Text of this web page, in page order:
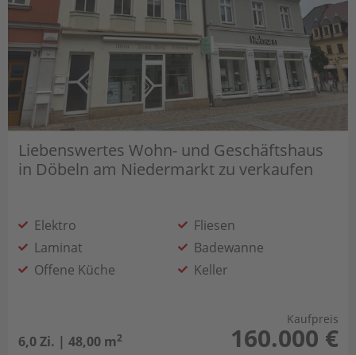
Liebenswertes Wohn- und Geschäftshaus
in Döbeln am Niedermarkt zu verkaufen
Elektro
Fliesen
Laminat
Badewanne
Offene Küche
Keller
6,0 Zi. | 48,00 m2
Kaufpreis
160.000 €